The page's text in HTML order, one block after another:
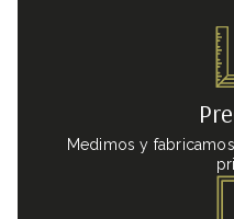
Medimos y